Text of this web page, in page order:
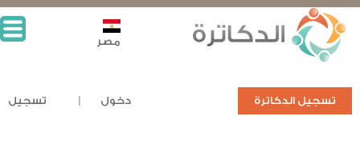
تسجيل الدكاترة دخول تسجيل
مصر